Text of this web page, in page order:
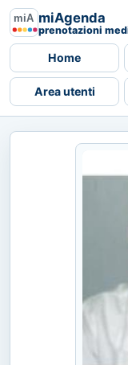
miAgenda
prenotazioni
Home
Area utenti